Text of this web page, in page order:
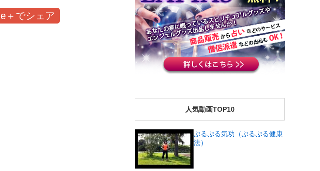
＋でシェア
人気動画TOP10
ぷるぷる気功（ぷるぷる健康
法）